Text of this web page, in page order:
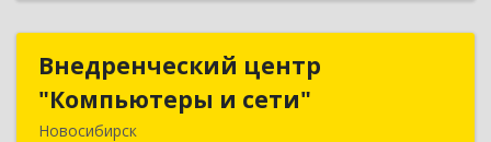
Внедренческий центр
"Компьютеры и сети"
Новосибирск
Внедренческий центр
"Компьютеры и сети"